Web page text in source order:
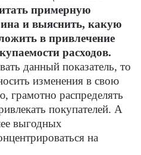
примерную
и выяснить, какую
в привлечение
расходов.
данный показатель, то
изменения в свою
грамотно распределять
покупателей. А
выгодных
на